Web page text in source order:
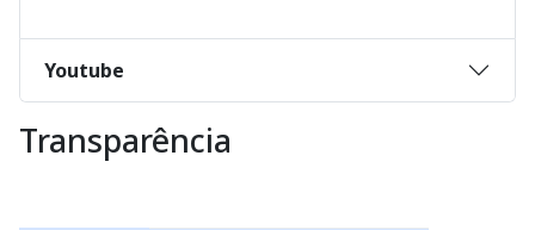
Youtube
Transparência